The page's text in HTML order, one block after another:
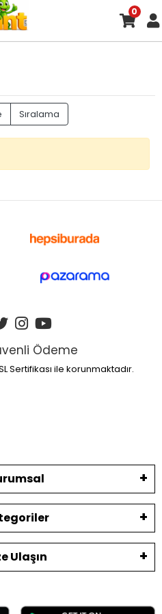
0
Sıralama
Ödeme
Sertifikası ile korunmaktadır.
Ulaşın